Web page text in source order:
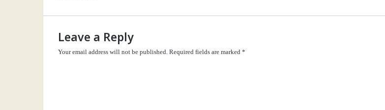
Leave a Reply
Your email address will not be published. Required fields are marked *